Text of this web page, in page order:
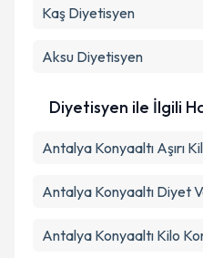
Kaş Diyetisyen
Aksu Diyetisyen
Diyetisyen ile İlgili
Antalya Konyaaltı Aşırı
Antalya Konyaaltı Diyet
Antalya Konyaaltı Kilo